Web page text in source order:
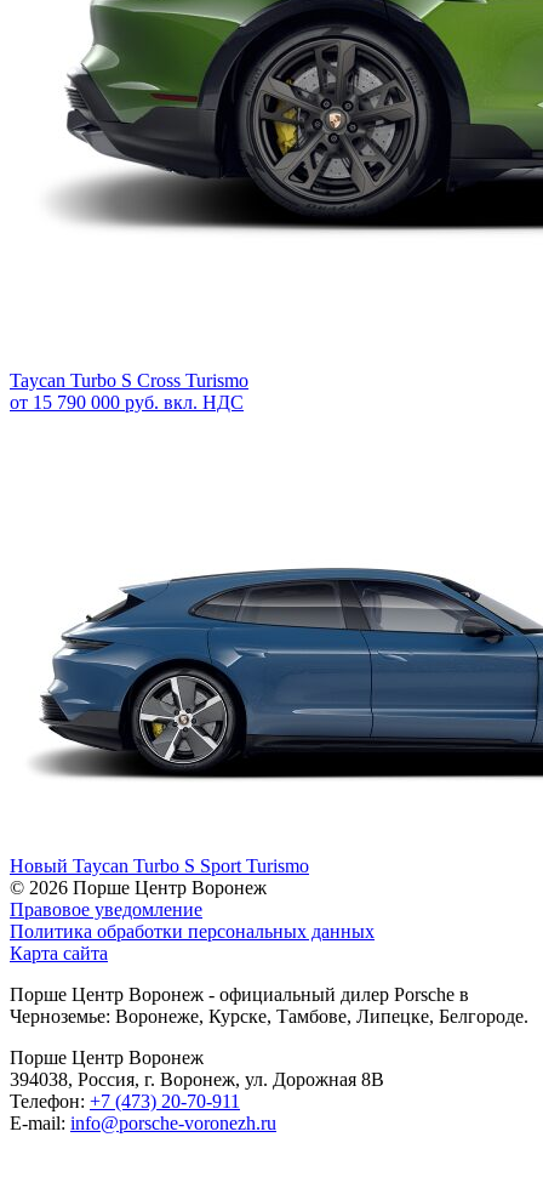
Taycan Turbo S Cross Turismo
от 15 790 000 руб. вкл. НДС
Новый Taycan Turbo S Sport Turismo
© 2026 Порше Центр Воронеж
Правовое уведомление
Политика обработки персональных данных
Карта сайта
Порше Центр Воронеж - официальный дилер Porsche в
Черноземье: Воронеже, Курске, Тамбове, Липецке, Белгороде.
Порше Центр Воронеж
394038, Россия, г. Воронеж, ул. Дорожная 8В
Телефон: +7 (473) 20-70-911
E-mail: info@porsche-voronezh.ru